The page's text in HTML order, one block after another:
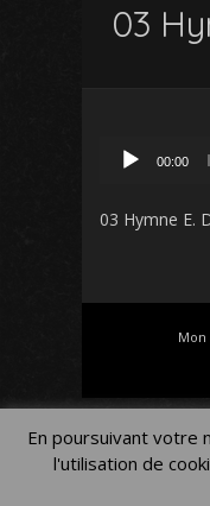
03
00:00
03 Hymne E.
Mon
En poursuivant votre
l'utilisation de